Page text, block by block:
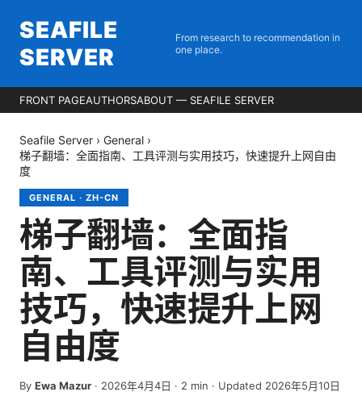
SEAFILE
SERVER
From research to recommendation in
one place.
FRONT PAGEAUTHORSABOUT — SEAFILE SERVER
Seafile Server › General ›
梯子翻墙：全面指南、工具评测与实用技巧，快速提升上网自由
度
GENERAL · ZH-CN
梯子翻墙：全面指
南、工具评测与实用
技巧，快速提升上网
自由度
By Ewa Mazur · 2026年4月4日 · 2 min · Updated 2026年5月10日